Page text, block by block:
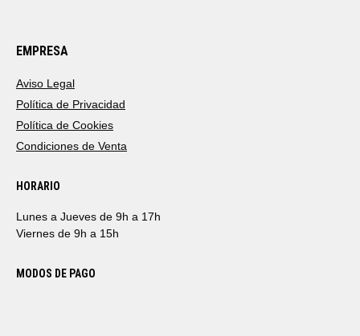
EMPRESA
Aviso Legal
Política de Privacidad
Política de Cookies
Condiciones de Venta
HORARIO
Lunes a Jueves de 9h a 17h
Viernes de 9h a 15h
MODOS DE PAGO